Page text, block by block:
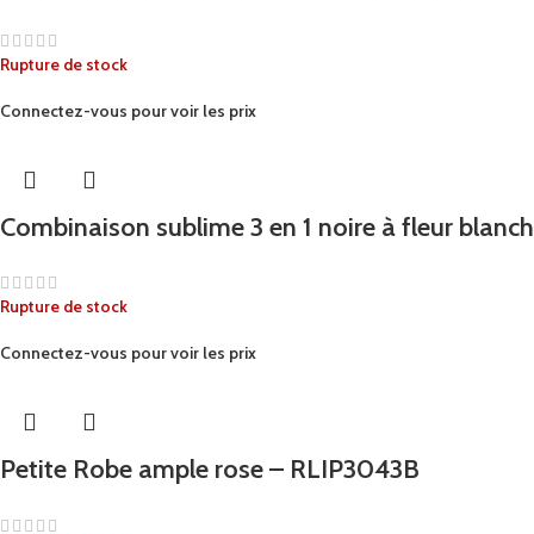
Rupture de stock
Connectez-vous pour voir les prix
Combinaison sublime 3 en 1 noire à fleur
Rupture de stock
Connectez-vous pour voir les prix
Petite Robe ample rose – RLIP3043B